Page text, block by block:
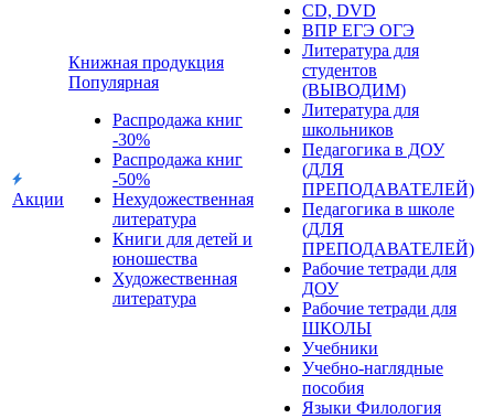
Акции
Книжная продукция
Популярная
Распродажа книг
-30%
Распродажа книг
-50%
Нехудожественная
литература
Книги для детей и
юношества
Художественная
литература
CD, DVD
ВПР ЕГЭ ОГЭ
Литература для
студентов
(ВЫВОДИМ)
Литература для
школьников
Педагогика в ДОУ
(ДЛЯ
ПРЕПОДАВАТЕЛЕЙ)
Педагогика в школе
(ДЛЯ
ПРЕПОДАВАТЕЛЕЙ)
Рабочие тетради для
ДОУ
Рабочие тетради для
ШКОЛЫ
Учебники
Учебно-наглядные
пособия
Языки Филология